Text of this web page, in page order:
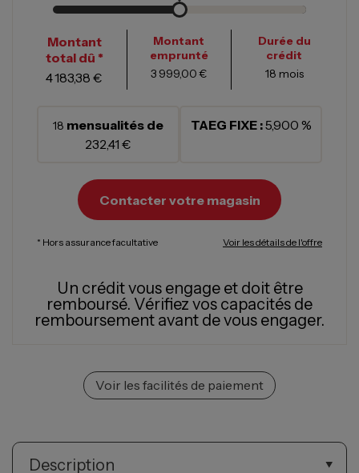
Montant
total dû *
4 183,38 €
Montant
emprunté
3 999,00 €
Durée du
crédit
18 mois
18 mensualités de
232,41 €
TAEG FIXE :5,900 %
Contacter votre magasin
* Hors assurance facultative Voir les détails de l'offre
Un crédit vous engage et doit être
remboursé. Vérifiez vos capacités de
remboursement avant de vous engager.
Voir les facilités de paiement
Description